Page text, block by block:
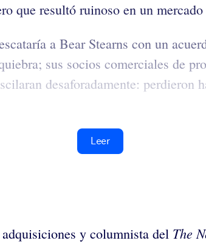
que resultó ruinoso en un
a Bear Stearns con un
sus socios comerciales de
desaforadamente: perdieron
Leer
y columnista del The